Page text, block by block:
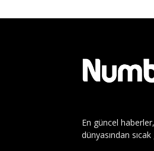
En güncel
dünyasından sıcak